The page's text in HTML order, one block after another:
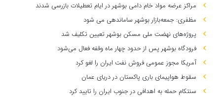
مراکز عرضه مواد خام دامی بوشهر در ایام تعطیلات بازرسی شدند
مظفری: جمعه‌بازار بوشهر ساماندهی می‌ شود
پروژه‌های نهضت ملی مسکن بوشهر تعیین تکلیف شد
فرودگاه بوشهر پس از حدود چهار ماه وقفه فعال می‌شود
آمریکا مجوز عمومی فروش نفت ایران را لغو کرد
سقوط هواپیمای باری پاکستان در دریای عمان
سنتکام حمله به اهدافی در جنوب ایران را تایید کرد